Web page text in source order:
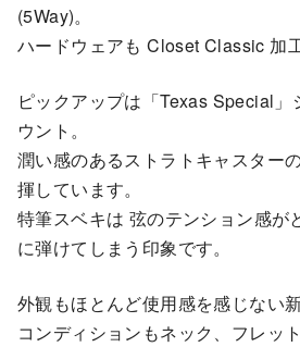
(5Way)。
ハードウェアも Closet Classic 加
ピックアップは「Texas Special」
ウント。
潤い感のあるストラトキャスター
揮しています。
特筆スベキは 弦のテンション感が
に弾けてしまう印象です。
外観もほとんど使用感を感じない
コンディションもネック、フレッ